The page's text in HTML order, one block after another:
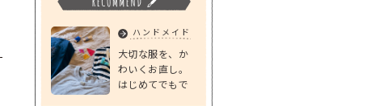
ハンドメイド
大切な服を、か
わいくお直し。
はじめてでもで